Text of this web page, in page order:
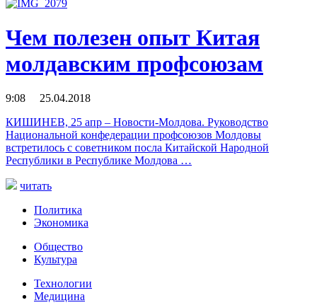
Чем полезен опыт Китая
молдавским профсоюзам
9:08 25.04.2018
КИШИНЕВ, 25 апр – Новости-Молдова. Руководство
Национальной конфедерации профсоюзов Молдовы
встретилось с советником посла Китайской Народной
Республики в Республике Молдова …
читать
Политика
Экономика
Общество
Культура
Технологии
Медицина